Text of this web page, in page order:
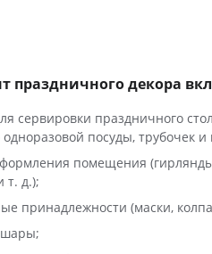
праздничного декора
сервировки праздничного
одноразовой посуды, трубочек и
помещения
т. д.);
принадлежности (маски,